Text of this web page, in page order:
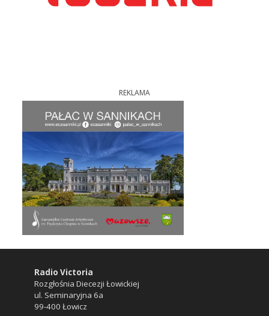
REKLAMA
Radio Victoria
Rozgłośnia Diecezji Łowickiej
ul. Seminaryjna 6a
99-400 Łowicz